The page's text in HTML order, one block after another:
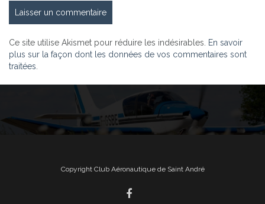
Ce site utilise Akismet pour réduire les indésirables.
En savoir
plus sur la façon dont les données de vos commentaires sont
traitées
Copyright Club Aéronautique de Saint André